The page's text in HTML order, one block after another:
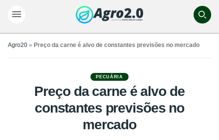
Agro20 » Preço da carne é alvo de constantes previsões no mercado
PECUÁRIA
Preço da carne é alvo de
constantes previsões no
mercado